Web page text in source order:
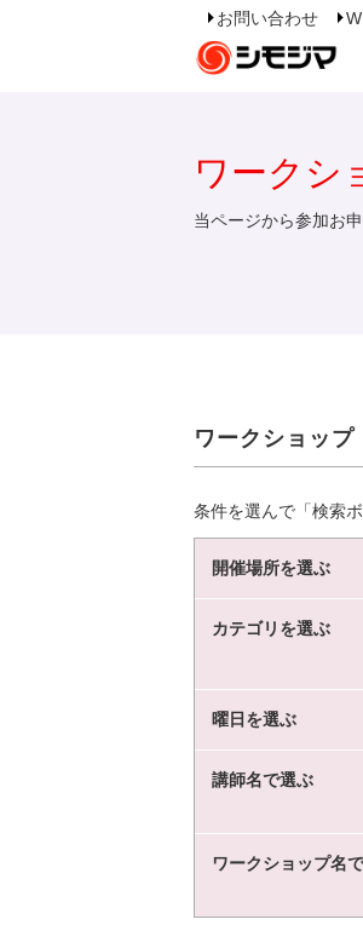
お問い合わせ
ワークシ
当ページから参加お
ワークショップ
条件を選んで「検索
開催場所を選ぶ
カテゴリを選ぶ
曜日を選ぶ
講師名で選ぶ
ワークショップ名